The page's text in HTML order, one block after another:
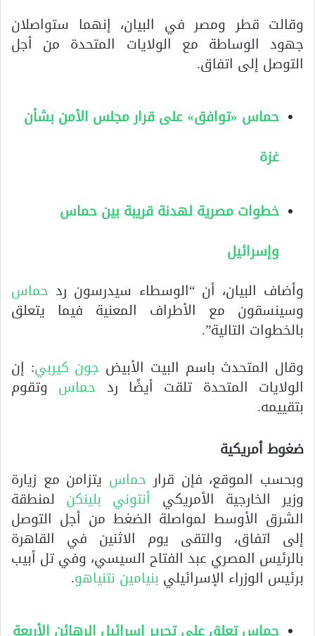
وقالت قطر ومصر في البيان، إنهما ستواصلان
جهود الوساطة مع الولايات المتحدة من أجل
التوصل إلى اتفاق.
حماس «توافق» على قرار مجلس الأمن بشأن
غزة
خطوات مصرية لهدنة قريبة بين حماس
وإسرائيل
وأضاف البيان، أن “الوسطاء سيدرسون ردحماس
وسينسقون مع الأطراف المعنية فيما يتعلق
بالخطوات التالية”.
وقال المتحدث باسم البيت الأبيض جون كيربي: إن
الولايات المتحدة تلقت أيضًا رد حماس وتقوم
بتقييمه.
ضغوط أمريكية
وبحسب الموقع، فإن قرار حماس يتزامن مع زيارة
وزير الخارجية الأمريكي أنتوني بلينكن لمنطقة
الشرق الأوسط لمواصلة الضغط من أجل التوصل
إلى اتفاق، والتقى يوم الاثنين في القاهرة
بالرئيس المصري عبد الفتاح السيسي، وفي تل أبيب
برئيس الوزراء الإسرائيلي بنيامين نتنياهو.
حماس تعلق على تحرير إسرائيل الرهائن الأربعة